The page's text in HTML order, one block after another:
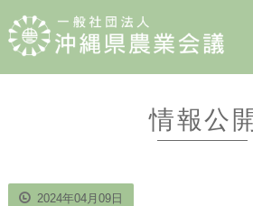
情報公開
2024年04月09日